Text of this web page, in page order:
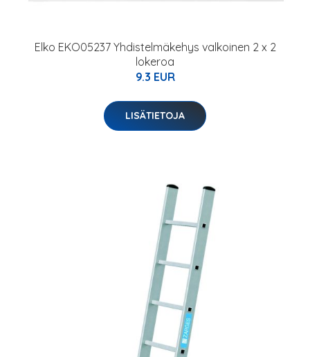
Elko EKO05237 Yhdistelmäkehys valkoinen 2 x 2
lokeroa
9.3 EUR
LISÄTIETOJA